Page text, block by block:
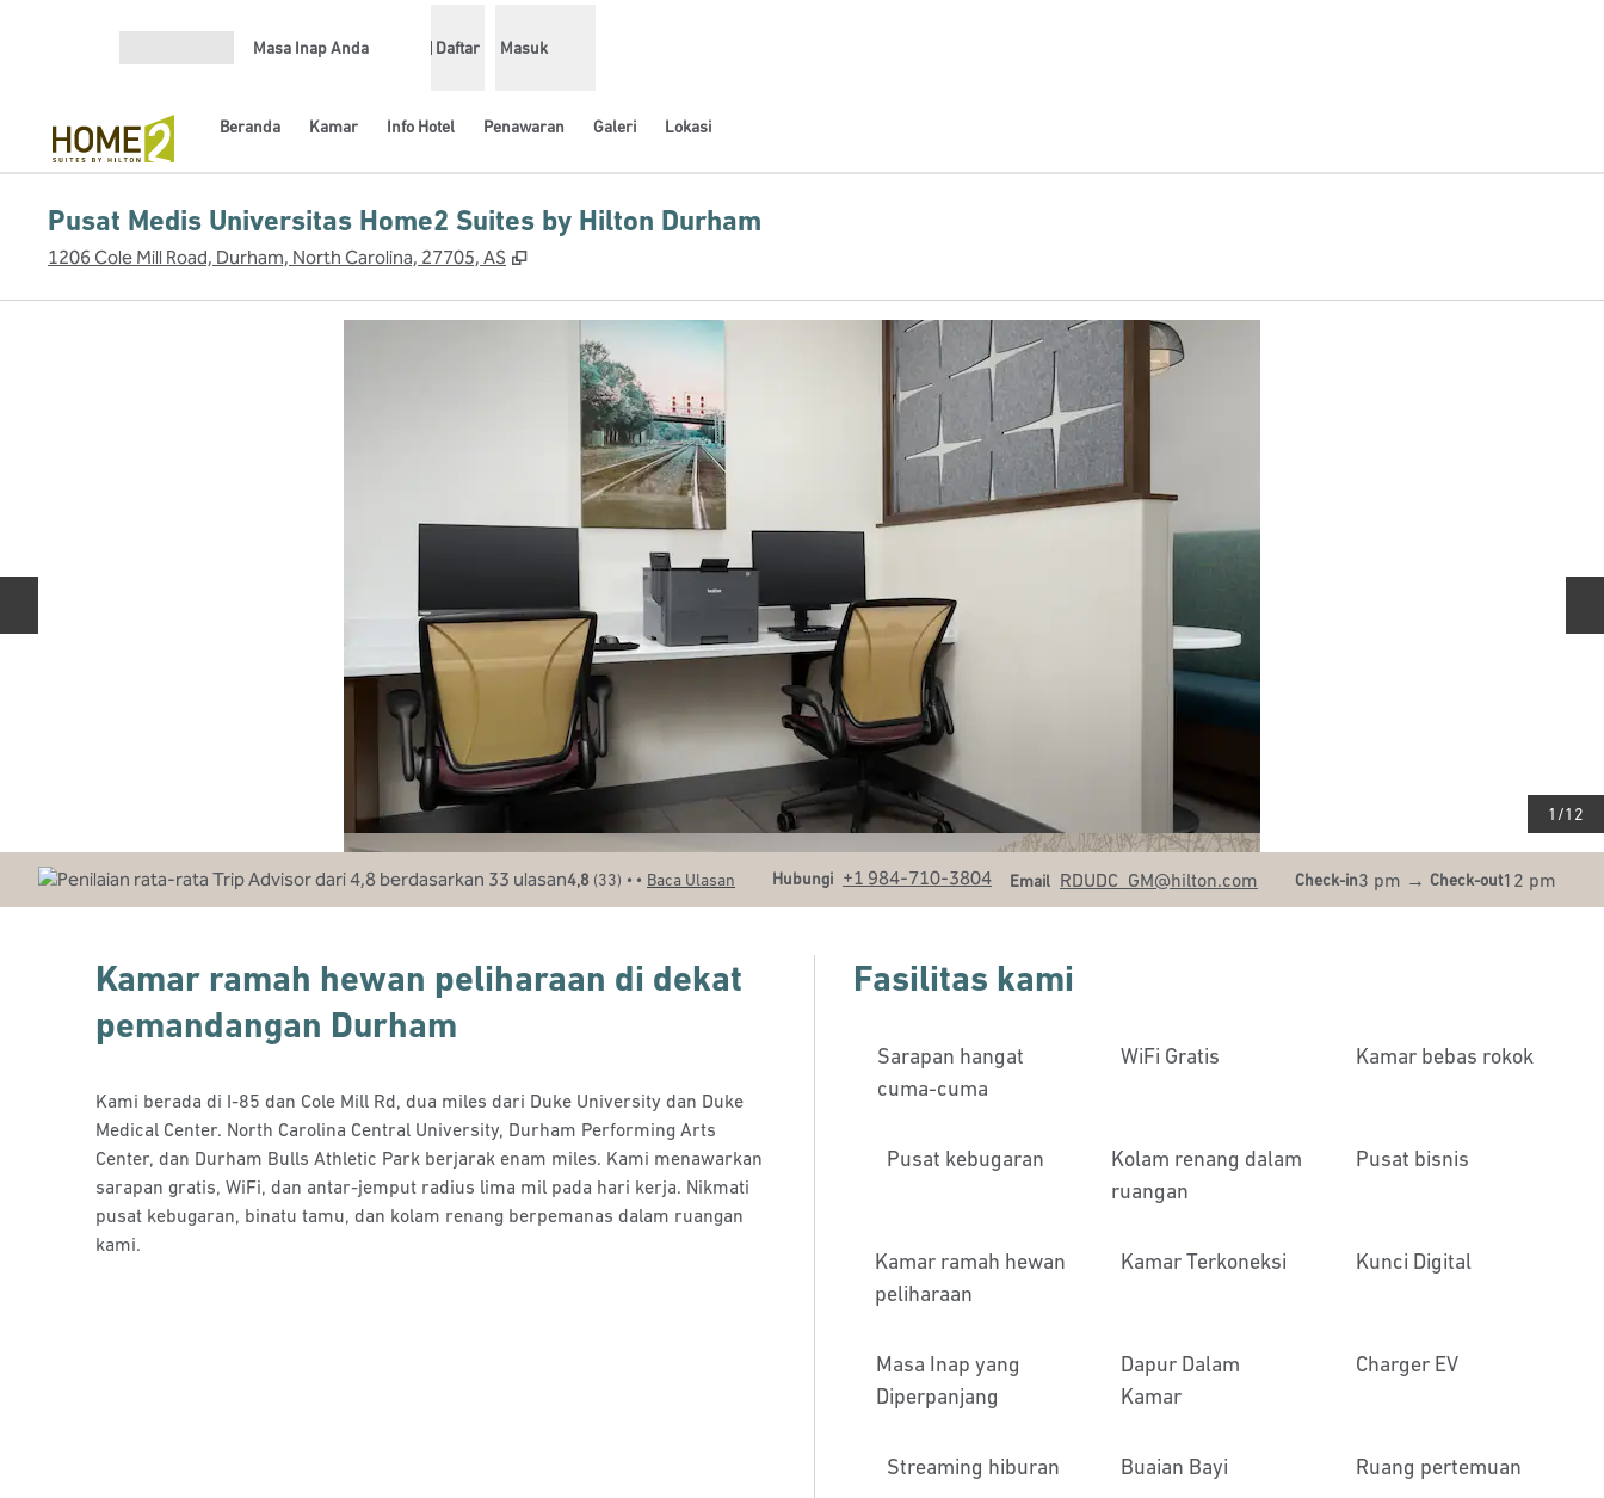
Masa Inap Anda Daftar Masuk
Beranda Kamar Info Hotel Penawaran Galeri Lokasi
Pusat Medis Universitas Home2 Suites by Hilton Durham
1206 Cole Mill Road, Durham, North Carolina, 27705, AS ,
1 /12
4,8 (33) • • Baca Ulasan Hubungi
Panggilan+1 984-710-3804 Email
Email RDUDC_GM@hilton.com Check-in3 pm → Check-out12 pm
Kamar ramah hewan peliharaan di dekat
pemandangan Durham
Kami berada di I-85 dan Cole Mill Rd, dua miles dari Duke University dan Duke
Medical Center. North Carolina Central University, Durham Performing Arts
Center, dan Durham Bulls Athletic Park berjarak enam miles. Kami menawarkan
sarapan gratis, WiFi, dan antar-jemput radius lima mil pada hari kerja. Nikmati
pusat kebugaran, binatu tamu, dan kolam renang berpemanas dalam ruangan
kami.
Fasilitas kami
Sarapan hangat
cuma-cuma
WiFi Gratis Kamar bebas rokok
Pusat kebugaran
Kolam renang dalam
ruangan
Pusat bisnis
Kamar ramah hewan
peliharaan
Kamar Terkoneksi Kunci Digital
Masa Inap yang
Diperpanjang
Dapur Dalam
Kamar
Charger EV
Streaming hiburan Buaian Bayi Ruang pertemuan